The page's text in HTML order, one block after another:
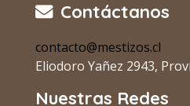
Contáctanos
contacto@mestizos.cl
Eliodoro Yañez 2943,
Nuestras Redes